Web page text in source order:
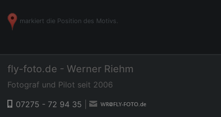
markiert die Position des Motivs.
fly-foto.de - Werner Riehm
Fotograf und Pilot seit 2006
07275 - 72 94 35